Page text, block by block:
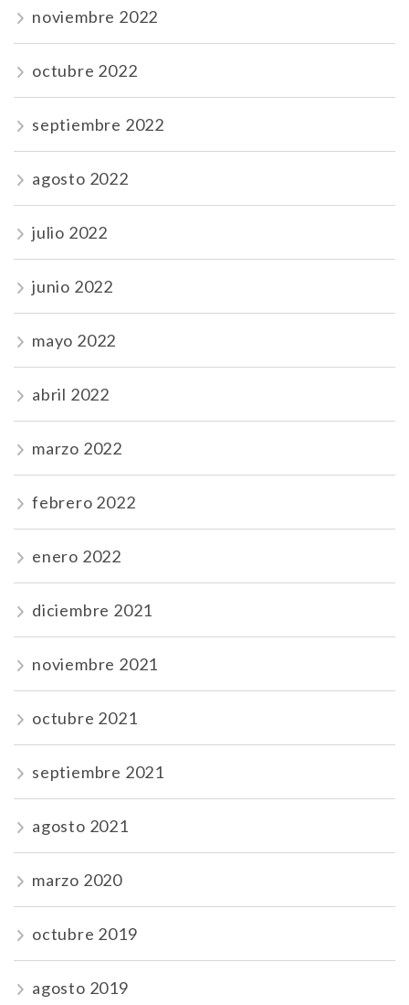
noviembre 2022
octubre 2022
septiembre 2022
agosto 2022
julio 2022
junio 2022
mayo 2022
abril 2022
marzo 2022
febrero 2022
enero 2022
diciembre 2021
noviembre 2021
octubre 2021
septiembre 2021
agosto 2021
marzo 2020
octubre 2019
agosto 2019